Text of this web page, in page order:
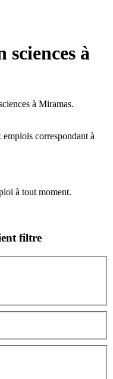
à
à Miramas.
correspondant à
à tout moment.
filtre